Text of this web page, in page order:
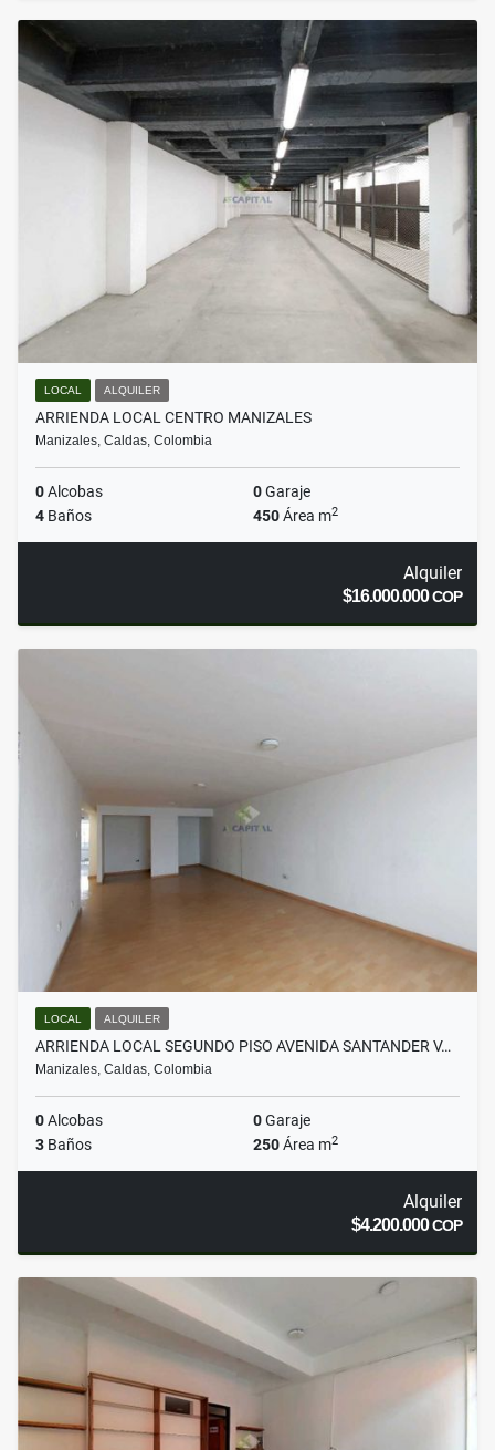
LOCAL ALQUILER
ARRIENDA LOCAL CENTRO MANIZALES
Manizales, Caldas, Colombia
0Alcobas 0Garaje
4 Baños 450Área m2
Alquiler
$16.000.000COP
LOCAL ALQUILER
ARRIENDA LOCAL SEGUNDO PISO AVENIDA SANTANDER V…
Manizales, Caldas, Colombia
0Alcobas 0Garaje
3 Baños 250Área m2
Alquiler
$4.200.000COP